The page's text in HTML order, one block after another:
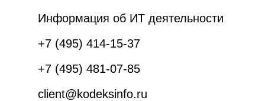
+7 (495) 414-15-37
+7 (495) 481-07-85
client@kodeksinfo.ru
Информация об ИТ деятельности